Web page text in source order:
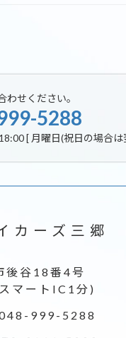
わせください。
5288
[ 月曜日(祝日の場合は
カーズ三郷
後谷18番4号
マートIC1分)
999-5288